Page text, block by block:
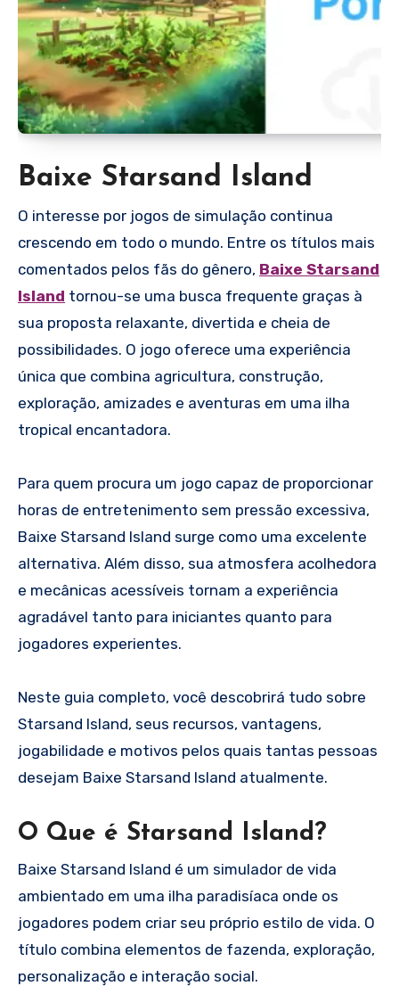
Baixe Starsand Island
O interesse por jogos de simulação continua
crescendo em todo o mundo. Entre os títulos mais
comentados pelos fãs do gênero, Baixe Starsand
Island tornou-se uma busca frequente graças à
sua proposta relaxante, divertida e cheia de
possibilidades. O jogo oferece uma experiência
única que combina agricultura, construção,
exploração, amizades e aventuras em uma ilha
tropical encantadora.
Para quem procura um jogo capaz de proporcionar
horas de entretenimento sem pressão excessiva,
Baixe Starsand Island surge como uma excelente
alternativa. Além disso, sua atmosfera acolhedora
e mecânicas acessíveis tornam a experiência
agradável tanto para iniciantes quanto para
jogadores experientes.
Neste guia completo, você descobrirá tudo sobre
Starsand Island, seus recursos, vantagens,
jogabilidade e motivos pelos quais tantas pessoas
desejam Baixe Starsand Island atualmente.
O Que é Starsand Island?
Baixe Starsand Island é um simulador de vida
ambientado em uma ilha paradisíaca onde os
jogadores podem criar seu próprio estilo de vida. O
título combina elementos de fazenda, exploração,
personalização e interação social.